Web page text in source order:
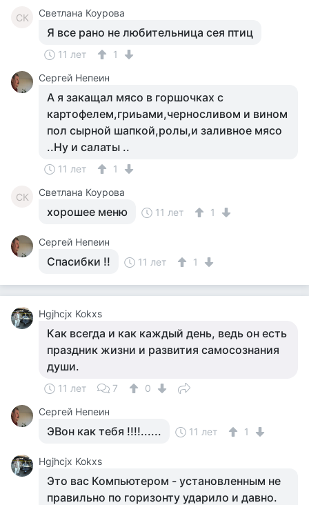
СК Светлана Коурова
Я все рано не любительница сея птиц
11 лет
1
Сергей Непеин
А я закащал мясо в горшочках с
картофелем,гриьами,черносливом и вином
пол сырной шапкой,ролы,и заливное мясо
..Ну и салаты ..
11 лет 1
СК Светлана Коурова
хорошее меню 11 лет 1
Сергей Непеин
Спасибки !! 11 лет 1
Hgjhcjx Kokxs
Как всегда и как каждый день, ведь он есть
праздник жизни и развития самосознания
души.
11 лет 7
0
Сергей Непеин
ЭВон как тебя !!!!...... 11 лет 1
Hgjhcjx Kokxs
Это вас Компьютером - установленным не
правильно по горизонту ударило и давно.